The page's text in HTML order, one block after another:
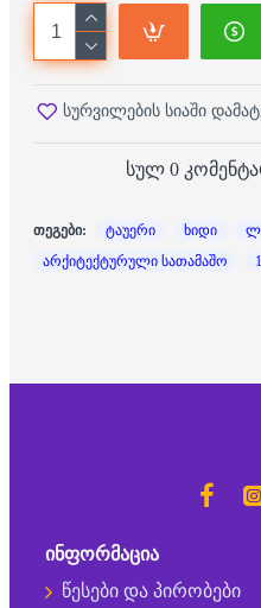
სულ 0
სურვილების სიაში
თეგები: ტაუერი ხიდი
არქიტექტურული სათამაშო
ᲘᲜᲤᲝᲠᲛᲐᲪᲘᲐ
წესები და პირობები